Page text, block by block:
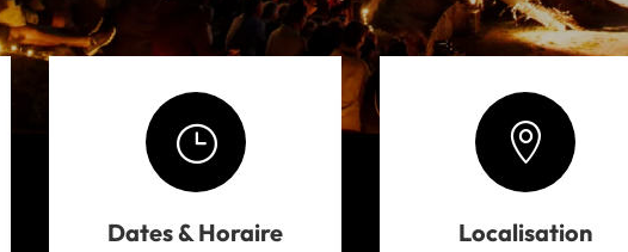
}
Dates & Horaire

Localisation